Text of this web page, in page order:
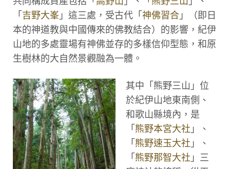
「 吉野大峯 」這三處，受古代「 神佛習合 」（即日
本的神道教與中國傳來的佛教結合）的影響，紀伊
山地的多處靈場有神佛並存的多樣信仰型態，和原
生樹林的大自然景觀融為一體。
其中「熊野三山」位
於紀伊山地東南側、
和歌山縣境內，是
「 熊野本宮大社 」、
「 熊野速玉大社 」、
「 熊野那智大社 」三